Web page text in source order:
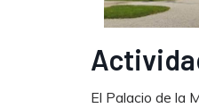
El Palacio de la